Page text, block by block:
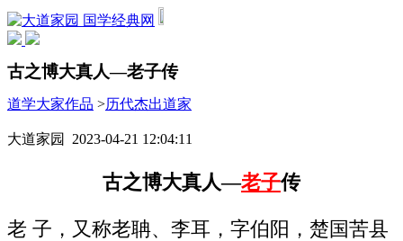
国学经典网
古之博大真人—老子传
道学大家作品 >历代杰出道家
大道家园 2023-04-21 12:04:11
古之博大真人—老子传
老 子，又称老聃、李耳，字伯阳，楚国苦县